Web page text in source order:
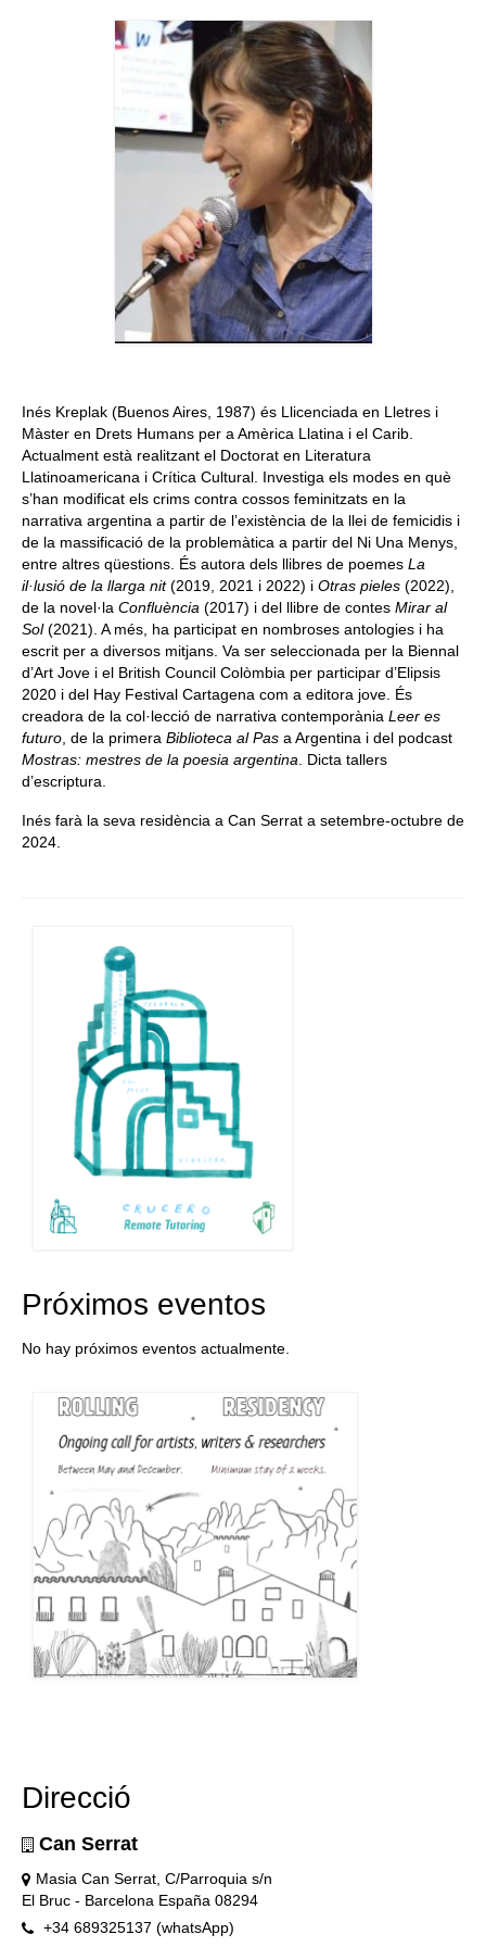
Queda’t amb nosaltres
Contacte
Inés Kreplak (Buenos Aires, 1987) és Llicenciada en Lletres i
Màster en Drets Humans per a Amèrica Llatina i el Carib.
Actualment està realitzant el Doctorat en Literatura
Llatinoamericana i Crítica Cultural. Investiga els modes en què
s’han modificat els crims contra cossos feminitzats en la
narrativa argentina a partir de l’existència de la llei de femicidis i
de la massificació de la problemàtica a partir del Ni Una Menys,
entre altres qüestions. És autora dels llibres de poemes La
il·lusió de la llarga nit(2019, 2021 i 2022) i Otras pieles (2022),
de la novel·la Confluència (2017) i del llibre de contes Mirar al
Sol(2021). A més, ha participat en nombroses antologies i ha
escrit per a diversos mitjans. Va ser seleccionada per la Biennal
d’Art Jove i el British Council Colòmbia per participar d’Elipsis
2020 i del Hay Festival Cartagena com a editora jove. És
creadora de la col·lecció de narrativa contemporània Leer es
futuro , de la primera Biblioteca al Pas a Argentina i del podcast
Mostras: mestres de la poesia argentina . Dicta tallers
d’escriptura.
Inés farà la seva residència a Can Serrat a setembre-octubre de
2024.
Próximos eventos
No hay próximos eventos actualmente.
Direcció
Can Serrat
Masia Can Serrat, C/Parroquia s/n
El Bruc - Barcelona España 08294
+34 689325137 (whatsApp)